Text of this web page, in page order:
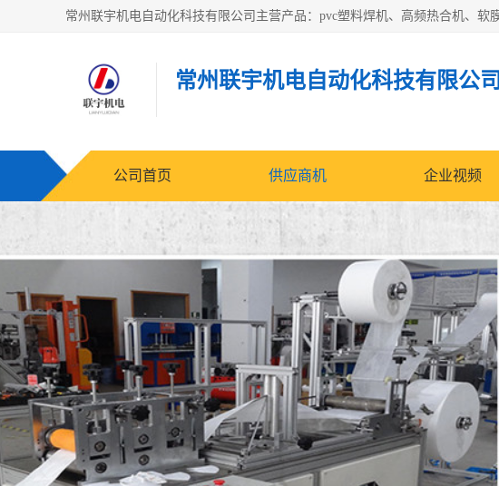
常州联宇机电自动化科技有限公司
公司首页 供应商机 企业视频